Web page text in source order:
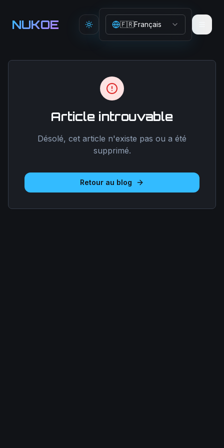
NUKOE Toggle theme
🇫🇷Français
Article introuvable
Désolé, cet article n'existe pas ou a été
supprimé.
Retour au blog